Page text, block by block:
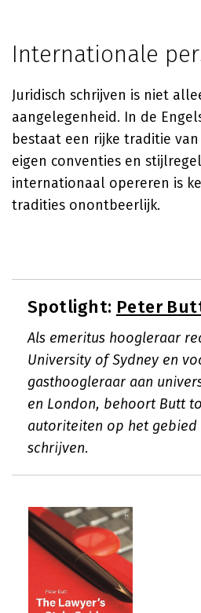
Internationale
Juridisch schrijven is niet
aangelegenheid. In de
bestaat een rijke traditie
eigen conventies en
internationaal opereren is
tradities onontbeerlijk.
Spotlight: Peter
Als emeritus hoogleraar
University of Sydney en
gasthoogleraar aan
en London, behoort Butt
autoriteiten op het gebied
schrijven.